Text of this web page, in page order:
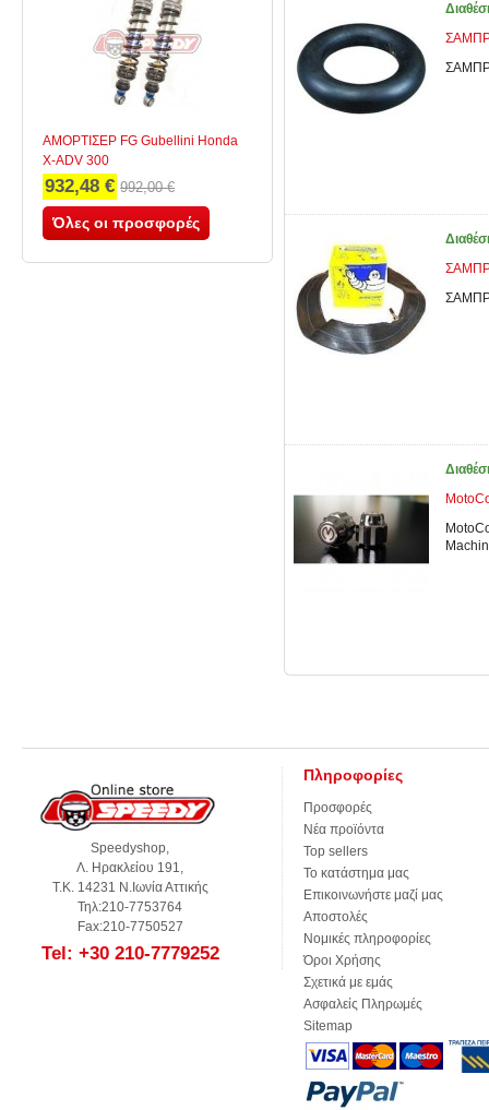
ΑΜΟΡΤΙΣΕΡ FG Gubellini Honda
X-ADV 300
932,48 € 992,00 €
Όλες οι προσφορές
Speedyshop,
Λ. Ηρακλείου 191,
Τ.Κ. 14231 Ν.Ιωνία Αττικής
Τηλ:210-7753764
Fax:210-7750527
Tel: +30 210-7779252
Πληροφορίες
Προσφορές
Νέα προϊόντα
Top sellers
Το κατάστημα μας
Επικοινωνήστε μαζί μας
Αποστολές
Νομικές πληροφορίες
Όροι Χρήσης
Σχετικά με εμάς
Ασφαλείς Πληρωμές
Sitemap